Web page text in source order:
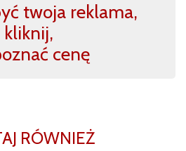
twoja reklama,
kliknij,
cenę
RÓWNIEŻ